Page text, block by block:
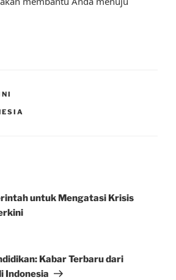
untuk Mengatasi Krisis
Kabar Terbaru dari
Indonesia